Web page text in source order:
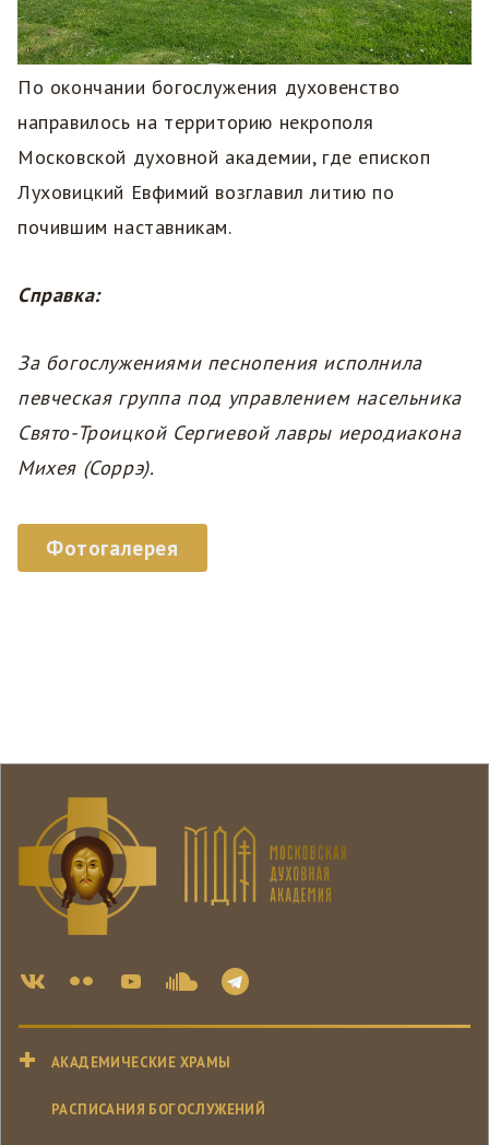
По окончании богослужения духовенство
направилось на территорию некрополя
Московской духовной академии, где епископ
Луховицкий Евфимий возглавил литию по
почившим наставникам.
Справка:
За богослужениями песнопения исполнила
певческая группа под управлением насельника
Свято-Троицкой Сергиевой лавры иеродиакона
Михея (Соррэ).
Фотогалерея
АКАДЕМИЧЕСКИЕ ХРАМЫ
РАСПИСАНИЯ БОГОСЛУЖЕНИЙ